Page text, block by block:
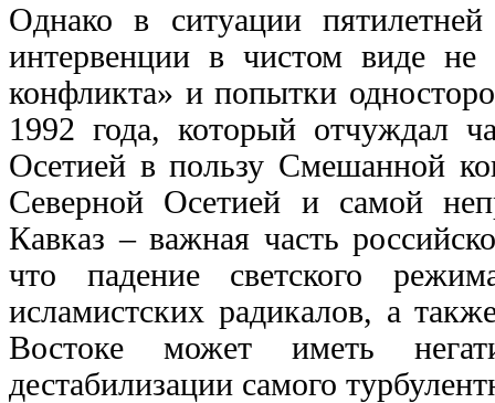
Однако в ситуации
интервенции в чистом виде не
конфликта» и попытки
1992 года, который отчуждал
Осетией в пользу Смешанной
Северной Осетией и самой
Кавказ – важная часть
что падение светского
исламистских радикалов, а
Востоке может иметь
дестабилизации самого